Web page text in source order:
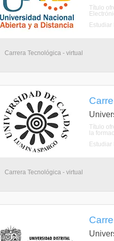
Título
Estudiar
Carrera Tecnológica - virtual
Título
la
Estudiar
Carrera Tecnológica - virtual